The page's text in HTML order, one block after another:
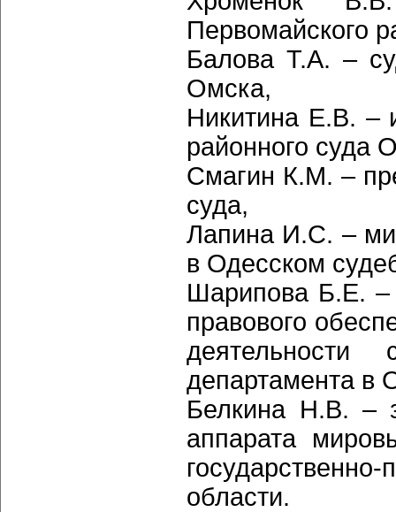
Первомайского
Балова Т.А. –
Омска,
Никитина Е.В. –
районного суда
Смагин К.М. –
суда,
Лапина И.С. –
в Одесском
Шарипова Б.Е. –
правового
департамента в
Белкина Н.В. –
аппарата
области.